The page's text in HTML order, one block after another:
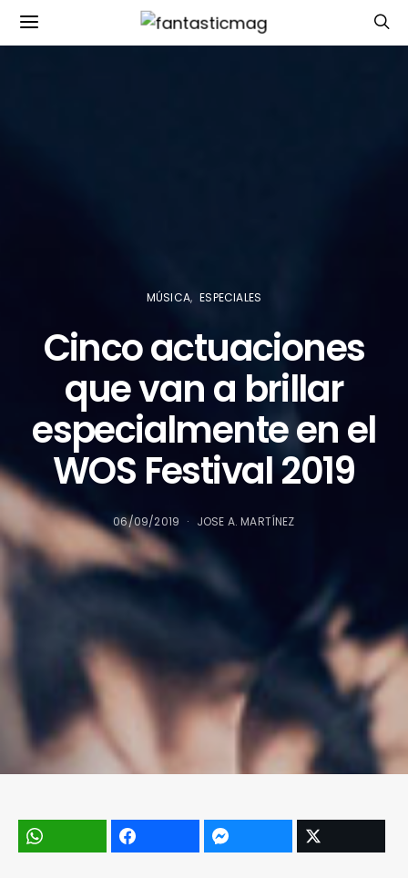
MÚSICA ESPECIALES
Cinco actuaciones
que van a brillar
especialmente en el
WOS Festival 2019
06/09/2019 JOSE A. MARTÍNEZ